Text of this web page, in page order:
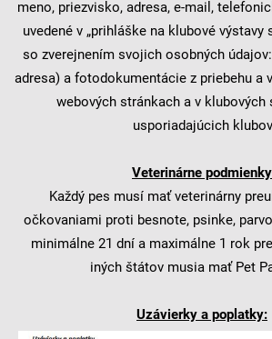
meno, priezvisko, adresa, e-mail,
uvedené v „prihláške na klubové výstavy
so zverejnením svojich osobných
adresa) a fotodokumentácie z priebehu a
webových stránkach a v klubových
usporiadajúcich
Veterinárne
Každý pes musí mať veterinárny
očkovaniami proti besnote, psinke,
minimálne 21 dní a maximálne 1 rok
iných štátov musia mať Pet
Uzávierky a poplatky: